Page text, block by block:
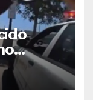
cuchillo
del